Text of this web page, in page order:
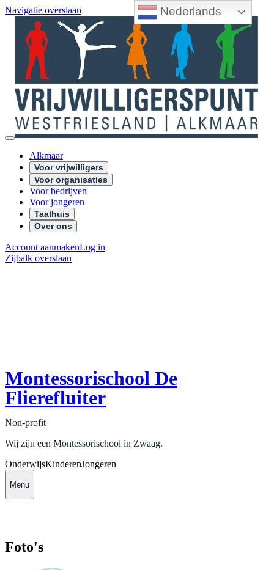
Nederlands
Navigatie overslaan
Alkmaar
Voor vrijwilligers
Voor organisaties
Voor bedrijven
Voor jongeren
Taalhuis
Over ons
Account aanmakenLog in
Zijbalk overslaan
Montessorischool De
Flierefluiter
Non-profit
Wij zijn een Montessorischool in Zwaag.
OnderwijsKinderenJongeren
Menu
Foto's